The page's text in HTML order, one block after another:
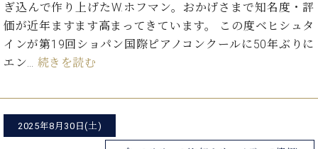
ぎ込んで作り上げたW.ホフマン。おかげさまで知名度・評
価が近年ますます高まってきています。 この度ベヒシュタ
インが第19回ショパン国際ピアノコンクールに50年ぶりに
エン… 続きを読む
2025年8月30日(土)